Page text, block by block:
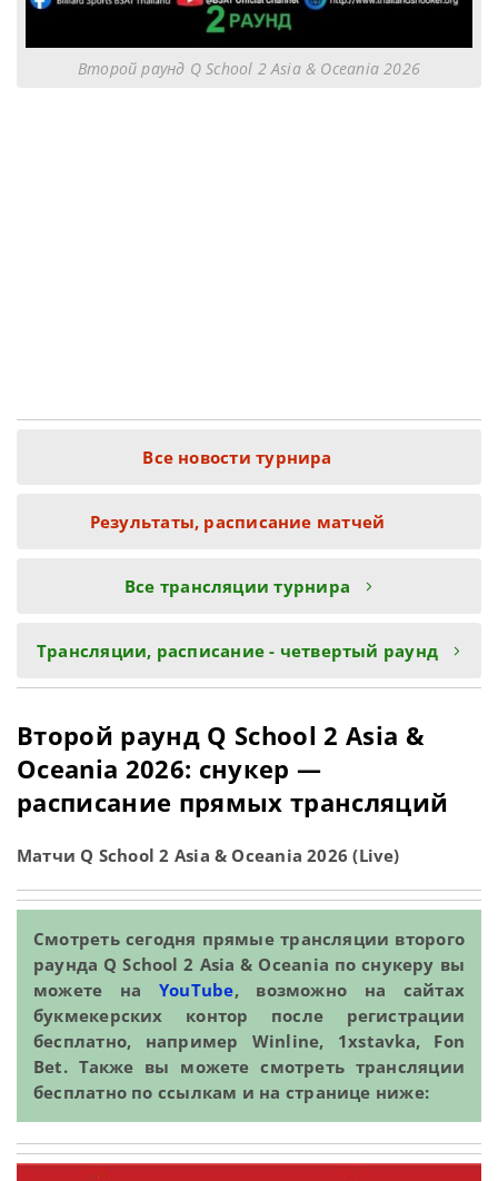
Второй раунд Q School 2 Asia & Oceania 2026
Все новости турнира
Результаты, расписание матчей
Все трансляции турнира
Трансляции, расписание - четвертый раунд
Второй раунд Q School 2 Asia &
Oceania 2026: снукер —
расписание прямых трансляций
Матчи Q School 2 Asia & Oceania 2026 (Live)
Смотреть сегодня прямые трансляции второго
раунда Q School 2 Asia & Oceania по снукеру вы
можете на YouTube, возможно на сайтах
букмекерских контор после регистрации
бесплатно, например Winline, 1xstavka, Fon
Bet. Также вы можете смотреть трансляции
бесплатно по ссылкам и на странице ниже: